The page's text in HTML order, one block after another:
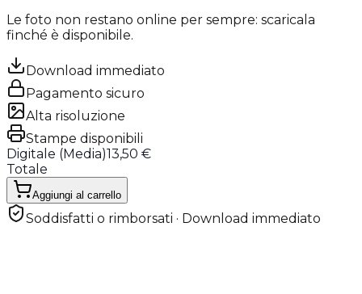
Le foto non restano online per sempre: scaricala
finché è disponibile.
Download immediato
Pagamento sicuro
Alta risoluzione
Stampe disponibili
Digitale (Media)13,50 €
Totale
Aggiungi al carrello
Soddisfatti o rimborsati · Download immediato